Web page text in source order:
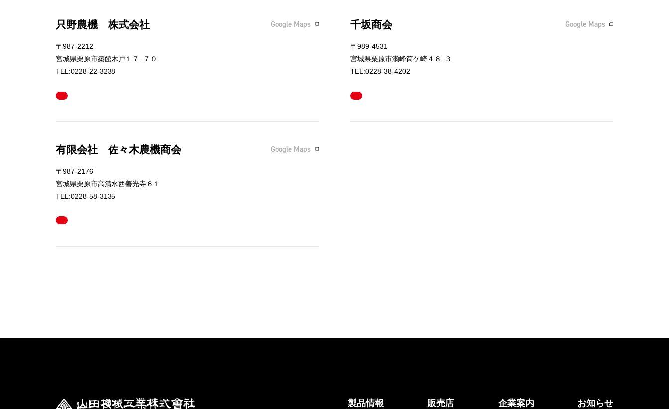
只野農機 株式会社 Google Maps
〒987-2212
宮城県栗原市築館木戸１７−７０
TEL:0228-22-3238
千坂商会 Google Maps
〒989-4531
宮城県栗原市瀬峰筒ケ崎４８−３
TEL:0228-38-4202
有限会社 佐々木農機商会 Google Maps
〒987-2176
宮城県栗原市高清水西善光寺６１
TEL:0228-58-3135
製品情報 販売店 企業案内 お知らせ